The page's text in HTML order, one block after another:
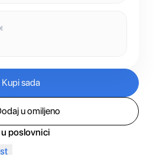
Kupi sada
u omiljeno
poslovnici